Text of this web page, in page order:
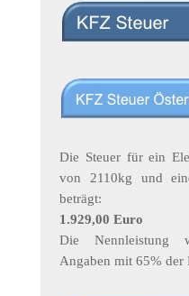
Die Steuer für ein
von 2110kg und
beträgt:
1.929,00 Euro
Die Nennleistung
Angaben mit 65% der